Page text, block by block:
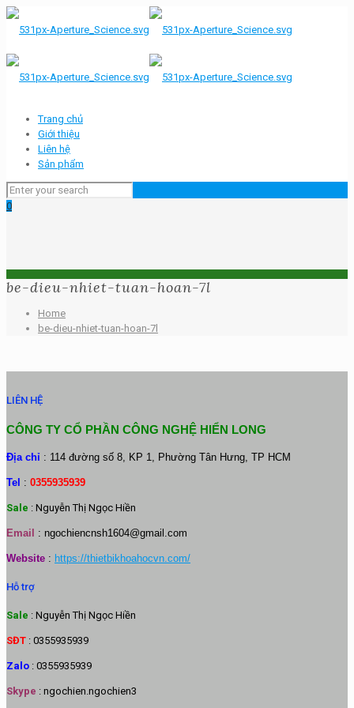
Trang chủ
Giới thiệu
Liên hệ
Sản phẩm
0
be-dieu-nhiet-tuan-hoan-7l
Home
be-dieu-nhiet-tuan-hoan-7l
LIÊN HỆ
CÔNG TY CỔ PHẦN CÔNG NGHỆ HIỂN LONG
Địa chỉ : 114 đường số 8, KP 1, Phường Tân Hưng, TP HCM
Tel : 0355935939
Sale : Nguyễn Thị Ngọc Hiền
Email : ngochiencnsh1604@gmail.com
Website : https://thietbikhoahocvn.com/
Hỗ trợ
Sale : Nguyễn Thị Ngọc Hiền
SĐT : 0355935939
Zalo : 0355935939
Skype : ngochien.ngochien3